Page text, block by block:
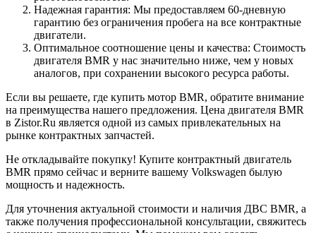
Надежная гарантия: Мы предоставляем 60-дневную
гарантию без ограничения пробега на все контрактные
двигатели.
Оптимальное соотношение цены и качества: Стоимость
двигателя BMR у нас значительно ниже, чем у новых
аналогов, при сохранении высокого ресурса работы.
Если вы решаете, где купить мотор BMR, обратите внимание
на преимущества нашего предложения. Цена двигателя BMR
в Zistor.Ru является одной из самых привлекательных на
рынке контрактных запчастей.
Не откладывайте покупку! Купите контрактный двигатель
BMR прямо сейчас и верните вашему Volkswagen былую
мощность и надежность.
Для уточнения актуальной стоимости и наличия ДВС BMR, а
также получения профессиональной консультации, свяжитесь